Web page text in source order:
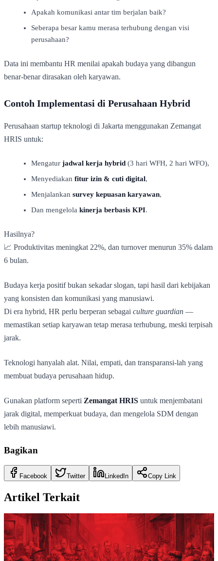
Apakah komunikasi antar tim berjalan baik?
Seberapa besar kamu merasa terhubung dengan visi
perusahaan?
Data ini membantu HR menilai apakah budaya yang dibangun
benar-benar dirasakan oleh karyawan.
Contoh Implementasi di Perusahaan Hybrid
Perusahaan startup teknologi di Jakarta menggunakan Zemangat
HRIS untuk:
Mengatur jadwal kerja hybrid (3 hari WFH, 2 hari WFO),
Menyediakan fitur izin & cuti digital,
Menjalankan survey kepuasan karyawan,
Dan mengelola kinerja berbasis KPI.
Hasilnya?
📈 Produktivitas meningkat 22%, dan turnover menurun 35% dalam
6 bulan.
Budaya kerja positif bukan sekadar slogan, tapi hasil dari kebijakan
yang konsisten dan komunikasi yang manusiawi.
Di era hybrid, HR perlu berperan sebagai culture guardian —
memastikan setiap karyawan tetap merasa terhubung, meski terpisah
jarak.
Teknologi hanyalah alat. Nilai, empati, dan transparansi-lah yang
membuat budaya perusahaan hidup.
Gunakan platform seperti Zemangat HRIS untuk menjembatani
jarak digital, memperkuat budaya, dan mengelola SDM dengan
lebih manusiawi.
Bagikan
Facebook Twitter LinkedIn Copy Link
Artikel Terkait